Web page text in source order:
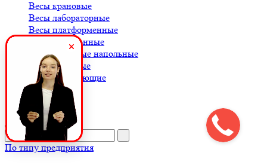
Весы крановые
Весы лабораторные
Весы платформенные
Весы порционные
Весы товарные напольные
Весы торговые
ККомплектующие
По типу предприятия